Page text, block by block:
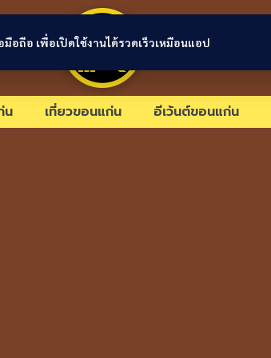
ขอนแก่นลิงก์
น เที่ยวขอนแก่น อีเว้นต์ขอนแก่น
มือถือ เพื่อเปิดใช้งานได้รวดเร็วเหมือนแอป